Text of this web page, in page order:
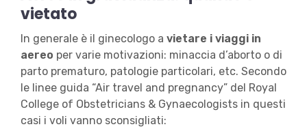
vietato
In generale è il ginecologo a vietare i viaggi in
aereo per varie motivazioni: minaccia d’aborto o di
parto prematuro, patologie particolari, etc. Secondo
le linee guida “Air travel and pregnancy” del Royal
College of Obstetricians & Gynaecologists in questi
casi i voli vanno sconsigliati: